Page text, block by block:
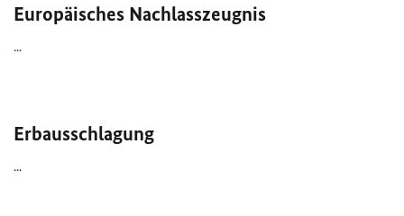
Europäisches Nachlasszeugnis
...
Erbausschlagung
...